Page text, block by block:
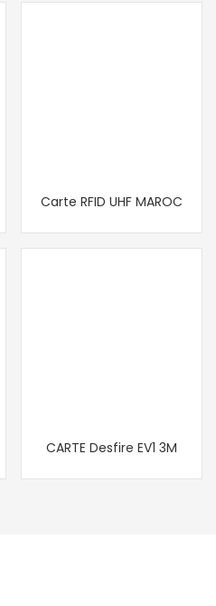
Carte RFID UHF MAROC
CARTE Desfire EV1 3M